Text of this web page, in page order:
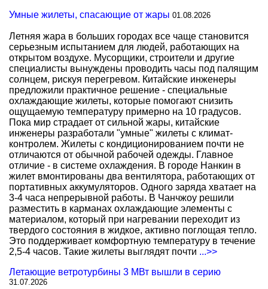
Умные жилеты, спасающие от жары 01.08.2026
Летняя жара в больших городах все чаще становится
серьезным испытанием для людей, работающих на
открытом воздухе. Мусорщики, строители и другие
специалисты вынуждены проводить часы под палящим
солнцем, рискуя перегревом. Китайские инженеры
предложили практичное решение - специальные
охлаждающие жилеты, которые помогают снизить
ощущаемую температуру примерно на 10 градусов.
Пока мир страдает от сильной жары, китайские
инженеры разработали "умные" жилеты с климат-
контролем. Жилеты с кондиционированием почти не
отличаются от обычной рабочей одежды. Главное
отличие - в системе охлаждения. В городе Нанкин в
жилет вмонтированы два вентилятора, работающих от
портативных аккумуляторов. Одного заряда хватает на
3-4 часа непрерывной работы. В Чанчжоу решили
разместить в карманах охлаждающие элементы с
материалом, который при нагревании переходит из
твердого состояния в жидкое, активно поглощая тепло.
Это поддерживает комфортную температуру в течение
2,5-4 часов. Такие жилеты выглядят почти ...>>
Летающие ветротурбины 3 МВт вышли в серию
31.07.2026